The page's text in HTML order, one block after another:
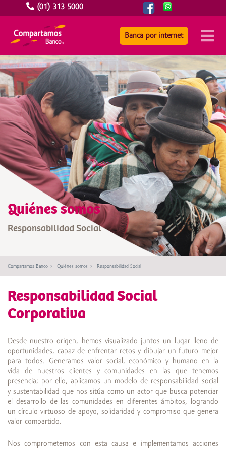
(01) 313 5000
Banca por internet
Quiénes somos
Responsabilidad Social
Compartamos Banco Quiénes somos Responsabilidad Social
Responsabilidad Social
Corporativa
Desde nuestro origen, hemos visualizado juntos un lugar lleno de
oportunidades, capaz de enfrentar retos y dibujar un futuro mejor
para todos. Generamos valor social, económico y humano en la
vida de nuestros clientes y comunidades en las que tenemos
presencia; por ello, aplicamos un modelo de responsabilidad social
y sustentabilidad que nos sitúa como un actor que busca potenciar
el desarrollo de las comunidades en diferentes ámbitos, logrando
un círculo virtuoso de apoyo, solidaridad y compromiso que genera
valor compartido.
Nos comprometemos con esta causa e implementamos acciones